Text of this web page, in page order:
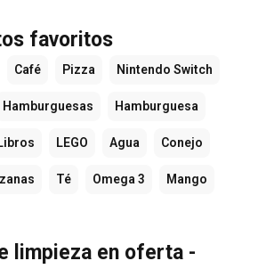
favoritos
Café Pizza Nintendo Switch
Hamburguesas Hamburguesa
LEGO Agua Conejo
Té Omega 3 Mango
limpieza en oferta -